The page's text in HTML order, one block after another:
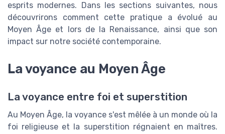
esprits modernes. Dans les sections suivantes, nous
découvrirons comment cette pratique a évolué au
Moyen Âge et lors de la Renaissance, ainsi que son
impact sur notre société contemporaine.
La voyance au Moyen Âge
La voyance entre foi et superstition
Au Moyen Âge, la voyance s'est mêlée à un monde où la
foi religieuse et la superstition régnaient en maîtres.